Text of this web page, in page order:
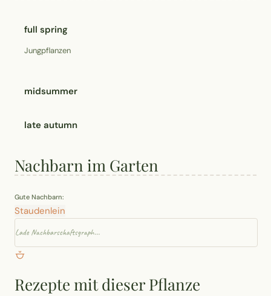
full spring
Jungpflanzen
midsummer
late autumn
Nachbarn im Garten
Gute Nachbarn:
Staudenlein
Lade Nachbarschaftsgraph...
Rezepte mit dieser Pflanze